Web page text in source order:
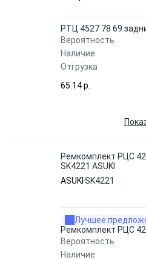
РТЦ 4527 78 69
Вероятность
Наличие
Отгрузка
65.14 p.
Ремкомплект РЦС
SK4221 ASUKI
ASUKI SK4221
Лучшее
Ремкомплект РЦС
Вероятность
Наличие